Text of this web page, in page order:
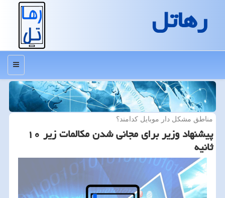
رهاتل
منو
مناطق مشكل دار موبایل كدامند؟
پیشنهاد وزیر برای مجانی شدن مكالمات زیر ۱۰
ثانیه